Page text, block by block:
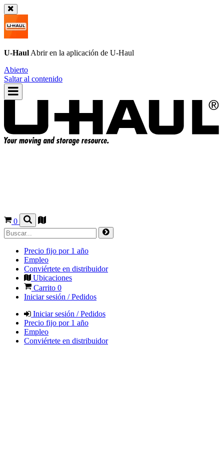
U-Haul Abrir en la aplicación de U-Haul
Abierto
Saltar al contenido
0
Precio fijo por 1 año
Empleo
Conviértete en distribuidor
Ubicaciones
Carrito 0
Iniciar sesión / Pedidos
Iniciar sesión / Pedidos
Precio fijo por 1 año
Empleo
Conviértete en distribuidor